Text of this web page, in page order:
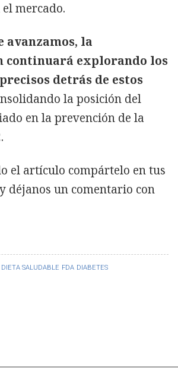
DIETA SALUDABLE FDA DIABETES
mercado.
avanzamos, la
continuará explorando los
detrás de estos
la posición del
en la prevención de la
el artículo compártelo en tus
y déjanos un comentario con